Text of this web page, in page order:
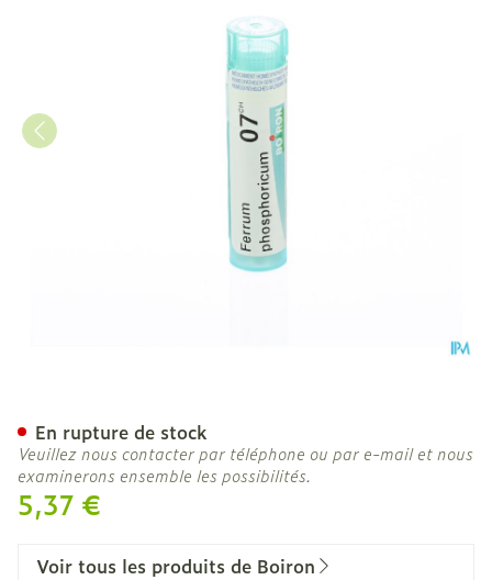
5,37 €
En rupture de stock
Veuillez nous contacter par téléphone ou par e-mail et nous
examinerons ensemble les possibilités.
Voir tous les produits de Boiron